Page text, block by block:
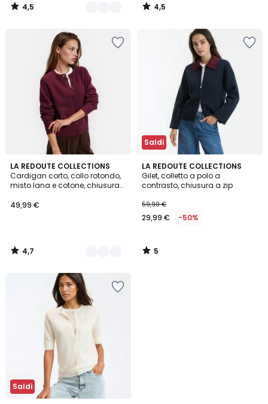
4,5
/
4,5
/
LA REDOUTE COLLECTIONS
Cardigan corto, collo rotondo,
misto lana e cotone, chiusura
49,99 €
4,7
/ 5
2
Colori
4,7
/
Saldi
LA REDOUTE COLLECTIONS
Gilet, colletto a polo a
contrasto, chiusura a zip
59,99 €
29,99 € -50%
5
/
5
5
/
Saldi